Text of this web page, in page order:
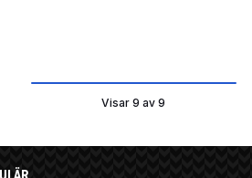
Visar 9 av 9